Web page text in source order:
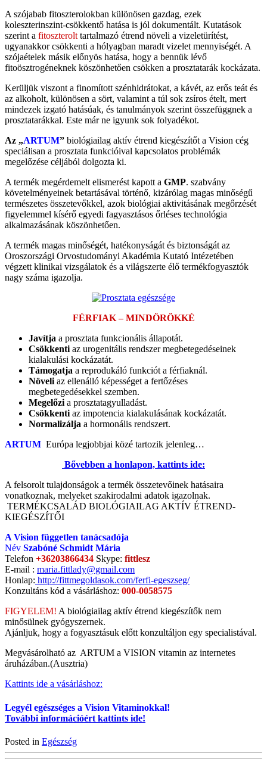
A szójabab fitoszterolokban különösen gazdag, ezek
koleszterinszint-csökkentő hatása is jól dokumentált. Kutatások
szerint a fitoszterolt tartalmazó étrend növeli a vizeletürítést,
ugyanakkor csökkenti a hólyagban maradt vizelet mennyiségét. A
szójaételek másik előnyös hatása, hogy a bennük lévő
fitoösztrogéneknek köszönhetően csökken a prosztatarák kockázata.
Kerüljük viszont a finomított szénhidrátokat, a kávét, az erős teát és
az alkoholt, különösen a sört, valamint a túl sok zsíros ételt, mert
mindezek izgató hatásúak, és tanulmányok szerint összefüggnek a
prosztatarákkal. Este már ne igyunk sok folyadékot.
Az „ARTUM” biológiailag aktív étrend kiegészítőt a Vision cég
speciálisan a prosztata funkcióival kapcsolatos problémák
megelőzése céljából dolgozta ki.
A termék megérdemelt elismerést kapott a GMP. szabvány
követelményeinek betartásával történő, kizárólag magas minőségű
természetes összetevőkkel, azok biológiai aktivitásának megőrzését
figyelemmel kísérő egyedi fagyasztásos őrléses technológia
alkalmazásának köszönhetően.
A termék magas minőségét, hatékonyságát és biztonságát az
Oroszországi Orvostudományi Akadémia Kutató Intézetében
végzett klinikai vizsgálatok és a világszerte élő termékfogyasztók
nagy száma igazolja.
FÉRFIAK – MINDÖRÖKKÉ
Javítja a prosztata funkcionális állapotát.
Csökkenti az urogenitális rendszer megbetegedéseinek
kialakulási kockázatát.
Támogatja a reprodukáló funkciót a férfiaknál.
Növeli az ellenálló képességet a fertőzéses
megbetegedésekkel szemben.
Megelőzi a prosztatagyulladást.
Csökkenti az impotencia kialakulásának kockázatát.
Normalizálja a hormonális rendszert.
ARTUM Európa legjobbjai közé tartozik jelenleg…
Bővebben a honlapon, kattints ide:
A felsorolt tulajdonságok a termék összetevőinek hatásaira
vonatkoznak, melyeket szakirodalmi adatok igazolnak.
TERMÉKCSALÁD BIOLÓGIAILAG AKTÍV ÉTREND-
KIEGÉSZÍTŐI
A Vision független tanácsadója
Név Szabóné Schmidt Mária
Telefon +36203866434 Skype: fittlesz
E-mail : maria.fittlady@gmail.com
Honlap: http://fittmegoldasok.com/ferfi-egeszseg/
Konzultáns kód a vásárláshoz: 000-0058575
FIGYELEM! A biológiailag aktív étrend kiegészítők nem
minősülnek gyógyszernek.
Ajánljuk, hogy a fogyasztásuk előtt konzultáljon egy specialistával.
Megvásárolható az ARTUM a VISION vitamin az internetes
áruházában.(Ausztria)
Kattints ide a vásárláshoz:
Legyél egészséges a Vision Vitaminokkal!
További információért kattints ide!
Posted in Egészség